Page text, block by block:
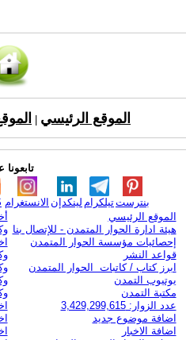
الموقع الرئيسي
تابعونا
الانستغرام لينكدإن تيلكرامبنترست
الموقع الرئيسي
هيئة ادارة الحوار المتمدن - للإتصال بنا
إحصائيات مؤسسة الحوار المتمدن
قواعد النشر
ابرز كتاب / كاتبات الحوار المتمدن
يوتيوب التمدن
مكتبة التمدن
عدد الزوار: 3,429,299,615
اضافة موضوع جديد
اضافة الاخبار